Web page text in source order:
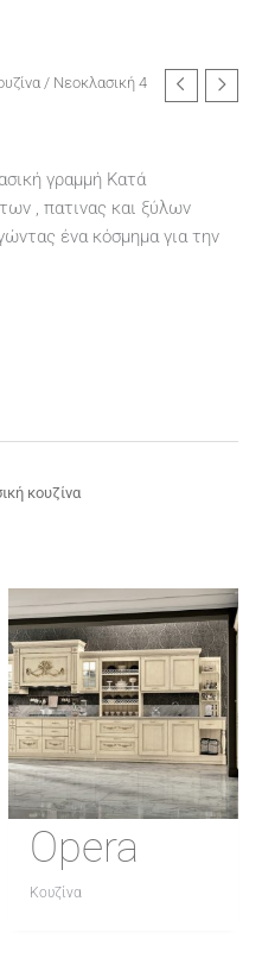
/ Νεοκλασική 4
γραμμή Κατά
, πατινας και ξύλων
ένα κόσμημα για την
κουζίνα
Opera
Κουζίνα